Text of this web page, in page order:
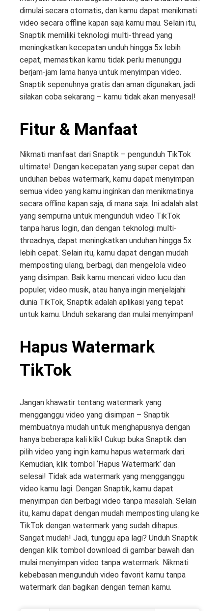
dimulai secara otomatis, dan kamu dapat menikmati
video secara offline kapan saja kamu mau. Selain itu,
Snaptik memiliki teknologi multi-thread yang
meningkatkan kecepatan unduh hingga 5x lebih
cepat, memastikan kamu tidak perlu menunggu
berjam-jam lama hanya untuk menyimpan video.
Snaptik sepenuhnya gratis dan aman digunakan, jadi
silakan coba sekarang – kamu tidak akan menyesal!
Fitur & Manfaat
Nikmati manfaat dari Snaptik – pengunduh TikTok
ultimate! Dengan kecepatan yang super cepat dan
unduhan bebas watermark, kamu dapat menyimpan
semua video yang kamu inginkan dan menikmatinya
secara offline kapan saja, di mana saja. Ini adalah alat
yang sempurna untuk mengunduh video TikTok
tanpa harus login, dan dengan teknologi multi-
threadnya, dapat meningkatkan unduhan hingga 5x
lebih cepat. Selain itu, kamu dapat dengan mudah
memposting ulang, berbagi, dan mengelola video
yang disimpan. Baik kamu mencari video lucu dan
populer, video musik, atau hanya ingin menjelajahi
dunia TikTok, Snaptik adalah aplikasi yang tepat
untuk kamu. Unduh sekarang dan mulai menyimpan!
Hapus Watermark
TikTok
Jangan khawatir tentang watermark yang
mengganggu video yang disimpan – Snaptik
membuatnya mudah untuk menghapusnya dengan
hanya beberapa kali klik! Cukup buka Snaptik dan
pilih video yang ingin kamu hapus watermark dari.
Kemudian, klik tombol ‘Hapus Watermark’ dan
selesai! Tidak ada watermark yang mengganggu
video kamu lagi. Dengan Snaptik, kamu dapat
menyimpan dan berbagi video tanpa masalah. Selain
itu, kamu dapat dengan mudah memposting ulang ke
TikTok dengan watermark yang sudah dihapus.
Sangat mudah! Jadi, tunggu apa lagi? Unduh Snaptik
dengan klik tombol download di gambar bawah dan
mulai menyimpan video tanpa watermark. Nikmati
kebebasan mengunduh video favorit kamu tanpa
watermark dan bagikan dengan teman kamu.